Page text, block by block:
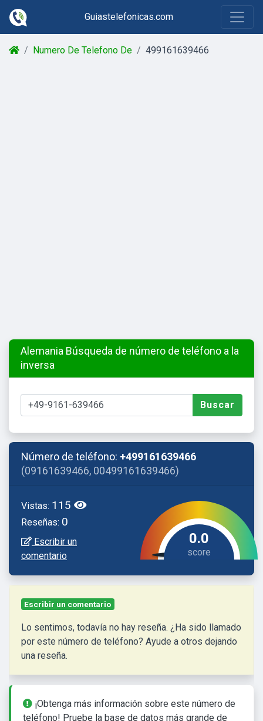
Guiastelefonicas.com
Numero De Telefono De 499161639466
Alemania Búsqueda de número de teléfono a la
inversa
Buscar
Número de teléfono: +499161639466
(09161639466, 00499161639466)
Vistas: 115
Reseñas: 0
Escribir un
comentario
0.0
Escribir un comentario
Lo sentimos, todavía no hay reseña. ¿Ha sido llamado
por este número de teléfono? Ayude a otros dejando
una reseña.
¡Obtenga más información sobre este número de
teléfono! Pruebe la base de datos más grande de